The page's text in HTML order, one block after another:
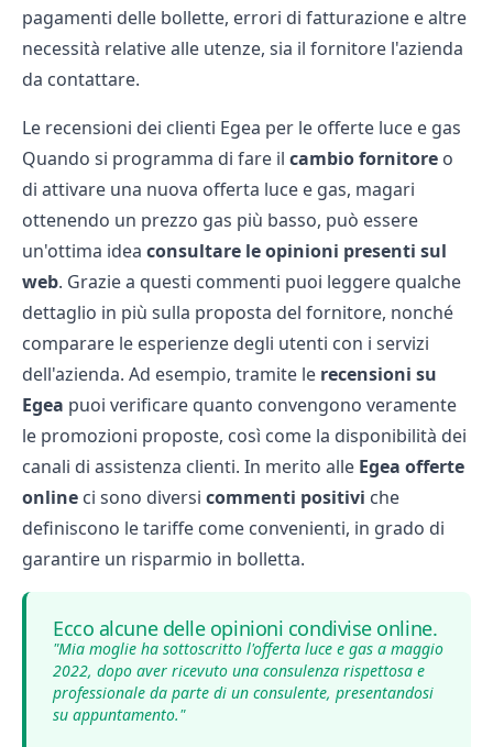
pagamenti delle bollette, errori di fatturazione e altre
necessità relative alle utenze, sia il fornitore l'azienda
da contattare.
Le recensioni dei clienti Egea per le offerte luce e gas
Quando si programma di fare il cambio fornitore o
di attivare una nuova offerta luce e gas, magari
ottenendo un prezzo gas più basso, può essere
un'ottima idea consultare le opinioni presenti sul
web. Grazie a questi commenti puoi leggere qualche
dettaglio in più sulla proposta del fornitore, nonché
comparare le esperienze degli utenti con i servizi
dell'azienda. Ad esempio, tramite le recensioni su
Egea puoi verificare quanto convengono veramente
le promozioni proposte, così come la disponibilità dei
canali di assistenza clienti. In merito alle Egea offerte
online ci sono diversi commenti positivi che
definiscono le tariffe come convenienti, in grado di
garantire un risparmio in bolletta.
Ecco alcune delle opinioni condivise online.
"Mia moglie ha sottoscritto l'offerta luce e gas a maggio
2022, dopo aver ricevuto una consulenza rispettosa e
professionale da parte di un consulente, presentandosi
su appuntamento."